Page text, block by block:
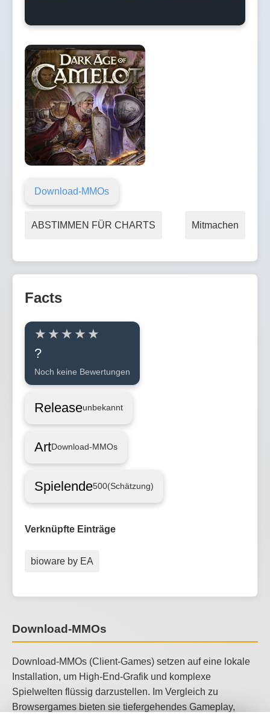
Download-MMOs
ABSTIMMEN FÜR CHARTS Mitmachen
Facts
?
Noch keine Bewertungen
Releaseunbekannt
ArtDownload-MMOs
Spielende500(Schätzung)
Verknüpfte Einträge
bioware by EA
Download-MMOs
Download-MMOs (Client-Games) setzen auf eine lokale
Installation, um High-End-Grafik und komplexe
Spielwelten flüssig darzustellen. Im Vergleich zu
Browsergames bieten sie tiefergehendes Gameplay,